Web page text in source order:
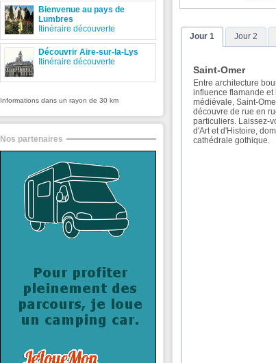
Jour 1
Jour 2
Saint-Omer
Entre architecture
influence flamande
médiévale, Saint-
découvre de rue en
particuliers. Laissez-
d'Art et d'Histoire,
cathédrale gothique.
Bienvenue au pays de
Lumbres
Itinéraire découverte
Découvrir Aire-sur-la-Lys
Itinéraire découverte
Informations dans un rayon de 30 km
Nos partenaires